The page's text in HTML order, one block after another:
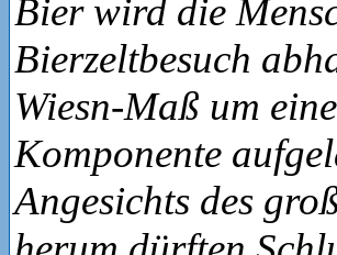
Bier wird die
Bierzeltbesuch
Wiesn-Maß um
Komponente
Angesichts des